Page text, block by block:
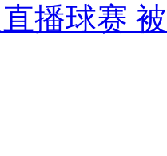
播球赛